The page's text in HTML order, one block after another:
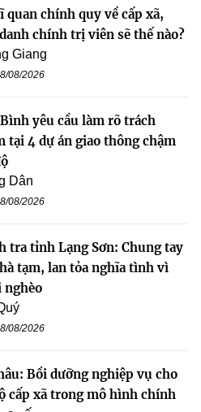
quan chính quy về cấp xã,
chính trị viên sẽ thế nào?
Giang
08/2026
yêu cầu làm rõ trách
tại 4 dự án giao thông chậm
Dân
08/2026
tra tỉnh Lạng Sơn: Chung tay
tạm, lan tỏa nghĩa tình vì
nghèo
08/2026
Bồi dưỡng nghiệp vụ cho
cấp xã trong mô hình chính